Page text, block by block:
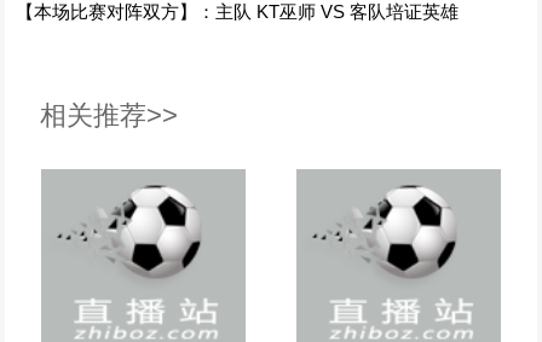
【本场比赛对阵双方】：主队 KT巫师 VS 客队培证英雄
相关推荐>>